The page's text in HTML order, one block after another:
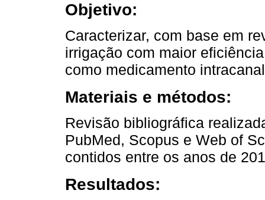
Objetivo:
Caracterizar, com base em
irrigação com maior
como medicamento
Materiais e métodos:
Revisão bibliográfica
PubMed, Scopus e Web of
contidos entre os anos de
Resultados: